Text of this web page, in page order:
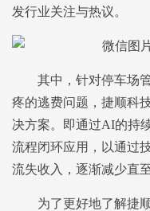
发行业关注与热议。
其中，针对停车场管
疼的逃费问题，捷顺科
决方案。即通过AI的持
流程闭环应用，以通过
流失收入，逐渐减少直
为了更好地了解捷顺